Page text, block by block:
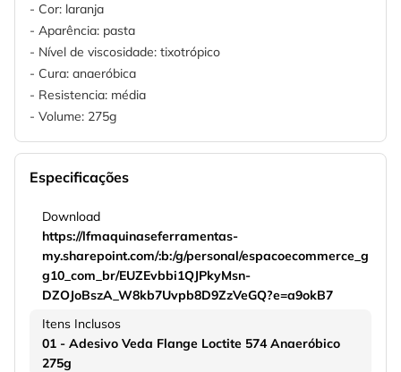
- Cor: laranja
- Aparência: pasta
- Nível de viscosidade: tixotrópico
- Cura: anaeróbica
- Resistencia: média
- Volume: 275g
Especificações
Download
https://lfmaquinaseferramentas-
my.sharepoint.com/:b:/g/personal/espacoecommerce_g
g10_com_br/EUZEvbbi1QJPkyMsn-
DZOJoBszA_W8kb7Uvpb8D9ZzVeGQ?e=a9okB7
Itens Inclusos
01 - Adesivo Veda Flange Loctite 574 Anaeróbico
275g